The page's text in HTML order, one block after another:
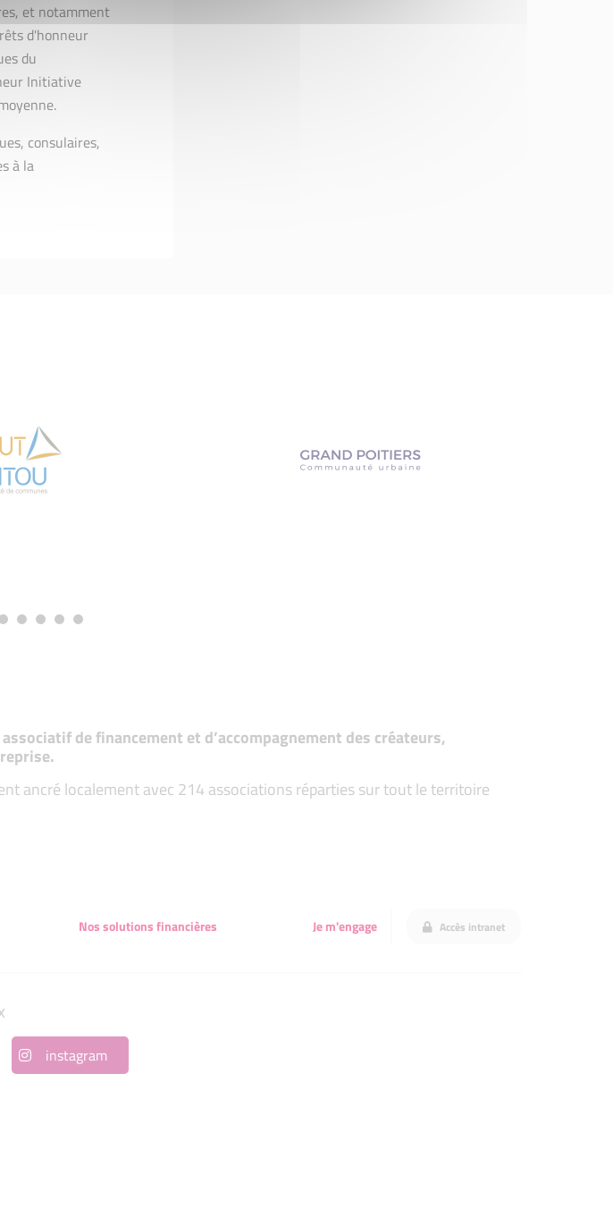
et notamment
d'honneur
du
Initiative
consulaires,
à la
de financement et d’accompagnement des créateurs,
ancré localement avec 214 associations réparties sur tout le territoire
Nos solutions financières Je m'engage Accès intranet
instagram